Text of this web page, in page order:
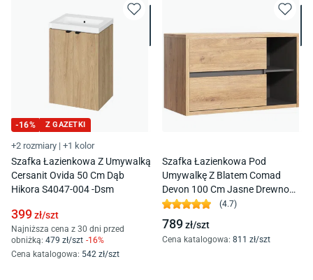
-16% Z GAZETKI
+2 rozmiary | +1 kolor
Szafka Łazienkowa Z Umywalką
Cersanit Ovida 50 Cm Dąb
Hikora S4047-004 -Dsm
399zł/szt
Najniższa cena z 30 dni przed
obniżką: 479 zł/szt -16%
Cena katalogowa: 542 zł/szt
Szafka Łazienkowa Pod
Umywalkę Z Blatem Comad
Devon 100 Cm Jasne Drewno
Devon 823 -100 Cm Fsc
(4.7)
789zł/szt
Cena katalogowa: 811 zł/szt